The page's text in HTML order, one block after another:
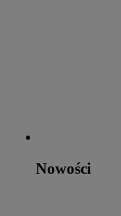
Nowości